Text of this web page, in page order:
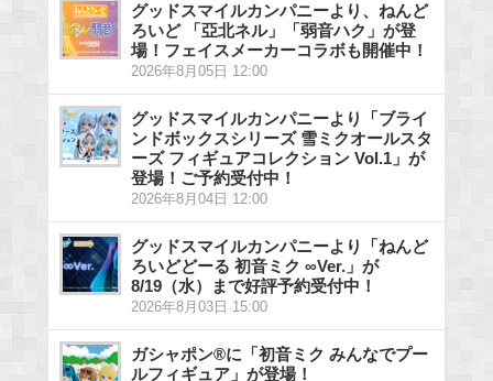
グッドスマイルカンパニーより、ねんど
ろいど 「亞北ネル」「弱音ハク」が登
場！フェイスメーカーコラボも開催中！
2026年8月05日 12:00
グッドスマイルカンパニーより「ブライ
ンドボックスシリーズ 雪ミクオールスタ
ーズ フィギュアコレクション Vol.1」が
登場！ご予約受付中！
2026年8月04日 12:00
グッドスマイルカンパニーより「ねんど
ろいどどーる 初音ミク ∞Ver.」が
8/19（水）まで好評予約受付中！
2026年8月03日 15:00
ガシャポン®に「初音ミク みんなでプー
ルフィギュア」が登場！